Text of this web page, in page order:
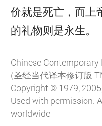
价就是死亡，而上
的礼物则是永生。
Chinese
(圣经当代译本修订版
Copyright © 1979,
Used with permission.
worldwide.